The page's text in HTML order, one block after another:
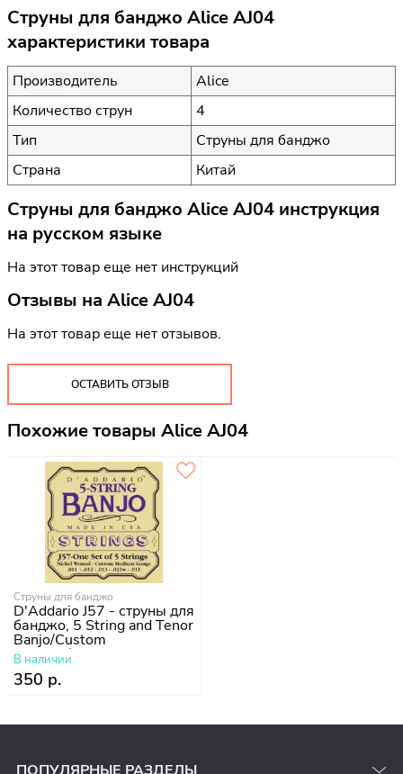
Струны для банджо Alice AJ04
характеристики товара
Производитель
Alice
Количество струн
4
Тип
Струны для банджо
Страна
Китай
Струны для банджо Alice AJ04 инструкция
на русском языке
На этот товар еще нет инструкций
Отзывы на Alice AJ04
На этот товар еще нет отзывов.
ОСТАВИТЬ ОТЗЫВ
Похожие товары Alice AJ04
Струны для банджо
D'Addario J57 - струны для
банджо, 5 String and Tenor
Banjo/Custom
Medium/Nickel
В наличии
350 р.